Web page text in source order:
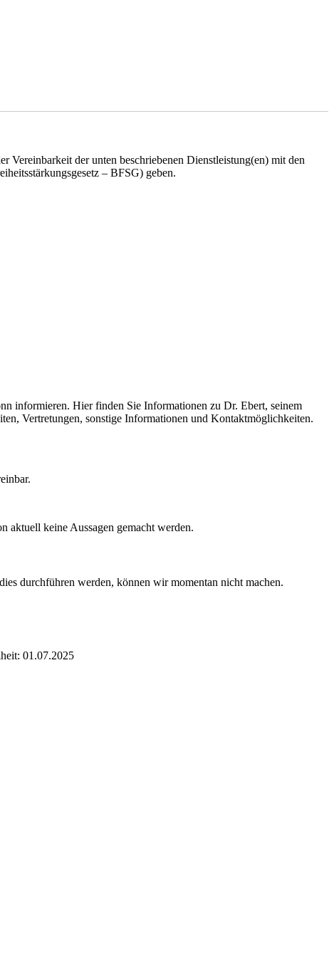
Vereinbarkeit der unten beschriebenen Dienstleistung(en) mit den
– BFSG) geben.
informieren. Hier finden Sie Informationen zu Dr. Ebert, seinem
Vertretungen, sonstige Informationen und Kontaktmöglichkeiten.
aktuell keine Aussagen gemacht werden.
durchführen werden, können wir momentan nicht machen.
01.07.2025